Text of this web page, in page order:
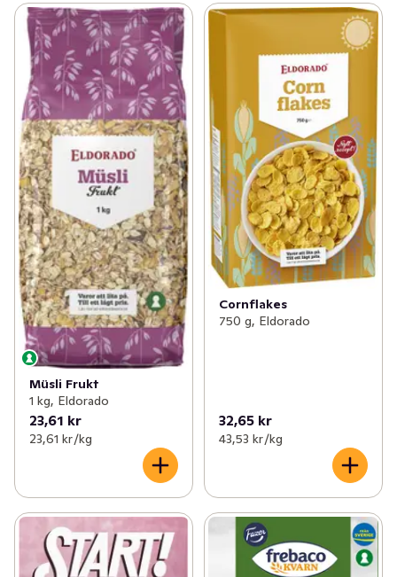
Müsli Frukt
1 kg, Eldorado
23,61 kr
23,61 kr /kg
Cornflakes
750 g, Eldorado
32,65 kr
43,53 kr /kg